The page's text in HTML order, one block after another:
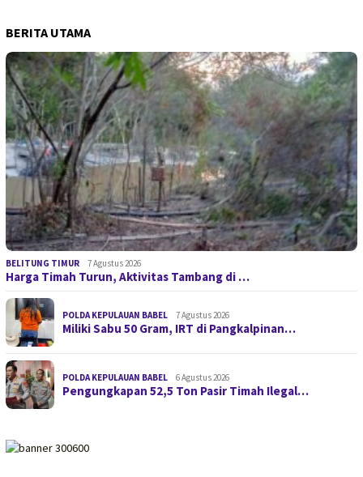
BERITA UTAMA
BELITUNG TIMUR 7 Agustus 2026
Harga Timah Turun, Aktivitas Tambang di …
POLDA KEPULAUAN BABEL 7 Agustus 2026
Miliki Sabu 50 Gram, IRT di Pangkalpinan…
POLDA KEPULAUAN BABEL 6 Agustus 2026
Pengungkapan 52,5 Ton Pasir Timah Ilegal…